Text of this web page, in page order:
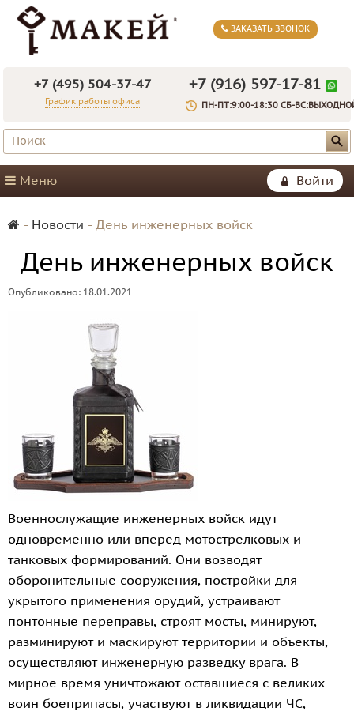
ЗАКАЗАТЬ ЗВОНОК
+7 (495) 504-37-47
График работы офиса
+7 (916) 597-17-81
ПН-ПТ:9:00-18:30 СБ-
Войти
Меню
- Новости - День инженерных войск
День инженерных войск
Опубликовано: 18.01.2021
Военнослужащие инженерных войск идут
одновременно или вперед мотострелковых и
танковых формирований. Они возводят
оборонительные сооружения, постройки для
укрытого применения орудий, устраивают
понтонные переправы, строят мосты, минируют,
разминируют и маскируют территории и объекты,
осуществляют инженерную разведку врага. В
мирное время уничтожают оставшиеся с великих
воин боеприпасы, участвуют в ликвидации ЧС,